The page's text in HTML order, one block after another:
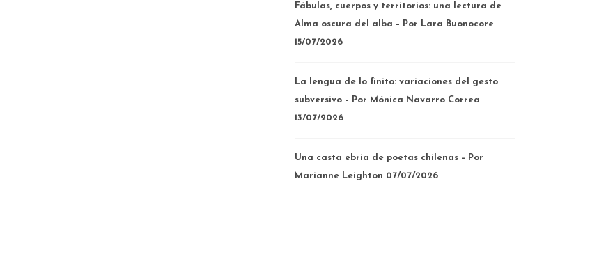
Fábulas, cuerpos y territorios: una lectura de
Alma oscura del alba – Por Lara Buonocore
15/07/2026
La lengua de lo finito: variaciones del gesto
subversivo – Por Mónica Navarro Correa
13/07/2026
Una casta ebria de poetas chilenas – Por
Marianne Leighton 07/07/2026